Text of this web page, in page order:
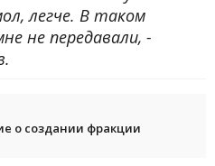
легче. В таком
не передавали, -
о создании фракции